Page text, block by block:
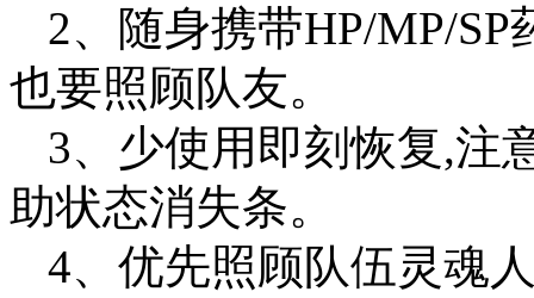
2、随身携带HP/MP/
也要照顾队友。
3、少使用即刻恢复,注
助状态消失条。
4、优先照顾队伍灵魂